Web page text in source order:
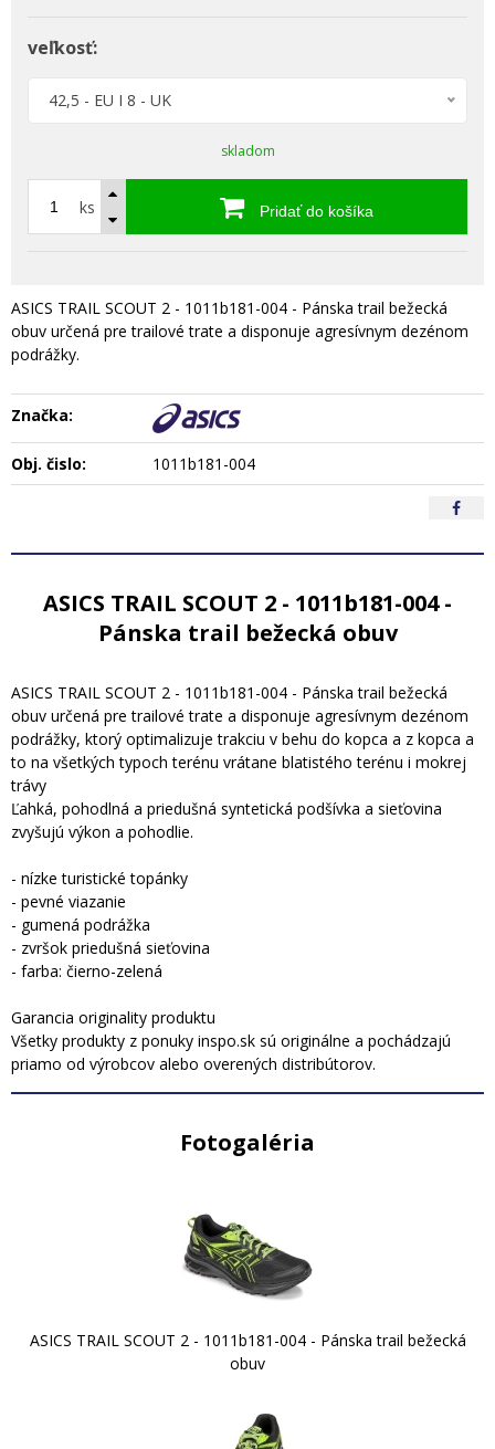
veľkosť:
42,5 - EU I 8 - UK
skladom
ks Pridať do košíka
ASICS TRAIL SCOUT 2 - 1011b181-004 - Pánska trail bežecká
obuv určená pre trailové trate a disponuje agresívnym dezénom
podrážky.
Značka:
Obj. čislo: 1011b181-004
ASICS TRAIL SCOUT 2 - 1011b181-004 -
Pánska trail bežecká obuv
ASICS TRAIL SCOUT 2 - 1011b181-004 - Pánska trail bežecká
obuv určená pre trailové trate a disponuje agresívnym dezénom
podrážky, ktorý optimalizuje trakciu v behu do kopca a z kopca a
to na všetkých typoch terénu vrátane blatistého terénu i mokrej
trávy
Ľahká, pohodlná a priedušná syntetická podšívka a sieťovina
zvyšujú výkon a pohodlie.
- nízke turistické topánky
- pevné viazanie
- gumená podrážka
- zvršok priedušná sieťovina
- farba: čierno-zelená
Garancia originality produktu
Všetky produkty z ponuky inspo.sk sú originálne a pochádzajú
priamo od výrobcov alebo overených distribútorov.
Fotogaléria
ASICS TRAIL SCOUT 2 - 1011b181-004 - Pánska trail bežecká
obuv